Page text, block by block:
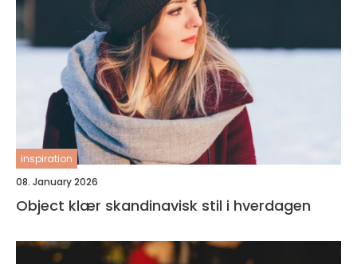
inspiration
08. January 2026
Object klær skandinavisk stil i hverdagen